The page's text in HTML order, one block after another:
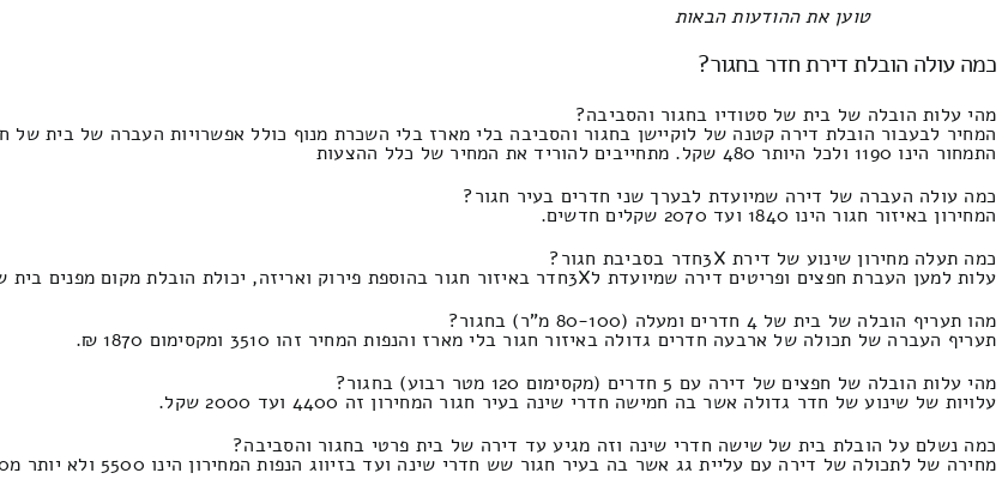
All items displayed.
כמה עולה הובלת דירת חדר בחגור?
מהי עלות הובלה של בית של סטודיו בחגור והסביבה?
המחיר לבעבור הובלת דירה קטנה של לוקיישן בחגור והסביבה בלי מארז בלי השכרת מנוף כולל אפשרויות העברה של בית של
התמחור הינו 1190 ולכל היותר 480 שקל. מתחייבים להוריד את המחיר של כלל ההצעות
כמה עולה העברה של דירה שמיועדת לבערך שני חדרים בעיר חגור?
המחירון באיזור חגור הינו 1840 ועד 2070 שקלים חדשים.
כמה תעלה מחירון שינוע של דירת 3Xחדר בסביבת חגור?
עלות למען העברת חפצים ופריטים דירה שמיועדת ל3Xחדר באיזור חגור בהוספת פירוק ואריזה, יכולת הובלת מקום מפנים בית של שותפים המחירון הוא 2400 ומקסימום 1520 שקלים.
מהו תעריף הובלה של בית של 4 חדרים ומעלה (80-100 מ"ר) בחגור?
תעריף העברה של תכולה של ארבעה חדרים גדולה באיזור חגור בלי מארז והנפות המחיר זהו 3510 ומקסימום 1870 ₪.
מהי עלות הובלה של חפצים של דירה עם 5 חדרים (מקסימום 120 מטר רבוע) בחגור?
עלויות של שינוע של חדר גדולה אשר בה חמישה חדרי שינה בעיר חגור המחירון זה 4400 ועד 2000 שקל.
כמה נשלם על הובלת בית של שישה חדרי שינה וזה מגיע עד דירה של בית פרטי בחגור והסביבה?
מחירה של לתכולה של דירה עם עליית גג אשר בה בעיר חגור שש חדרי שינה ועד בזיווג הנפות המחירון הינו 5500 ולא יותר מ2600 שקל חדש.